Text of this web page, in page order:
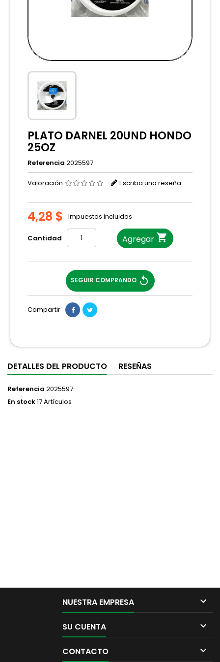
PLATO DARNEL 20UND HONDO
25OZ
Referencia 2025597
Valoración Escriba una reseña
4,28 $ Impuestos incluidos
Cantidad Agregar 
SEGUIR COMPRANDO replay
Compartir
DETALLES DEL PRODUCTO RESEÑAS
Referencia 2025597
En stock17 Artículos
NUESTRA EMPRESA 
SU CUENTA 
CONTACTO 